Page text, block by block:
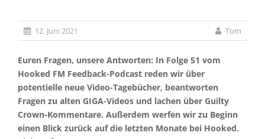
Jobs
Discord
12. Juni 2021 Tom
Euren Fragen, unsere Antworten: In Folge 51 vom
Hooked FM Feedback-Podcast reden wir über
potentielle neue Video-Tagebücher, beantworten
Fragen zu alten GIGA-Videos und lachen über Guilty
Crown-Kommentare. Außerdem werfen wir zu Beginn
einen Blick zurück auf die letzten Monate bei Hooked.